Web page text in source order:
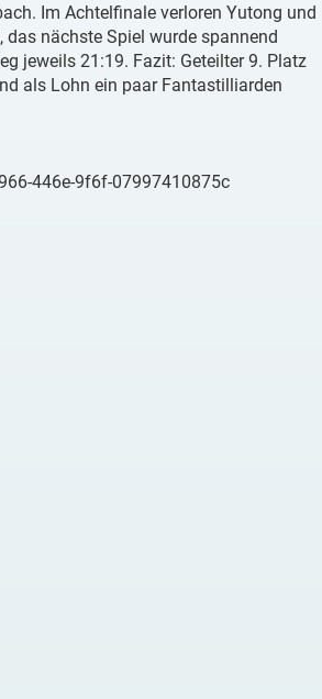
Im Achtelfinale verloren Yutong und
nächste Spiel wurde spannend
jeweils 21:19. Fazit: Geteilter 9. Platz
als Lohn ein paar Fantastilliarden
446e-9f6f-07997410875c